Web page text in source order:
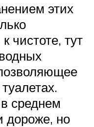
этих
чистоте, тут
среднем
дороже, но